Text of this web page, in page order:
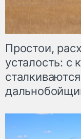
Простои,
усталость: с